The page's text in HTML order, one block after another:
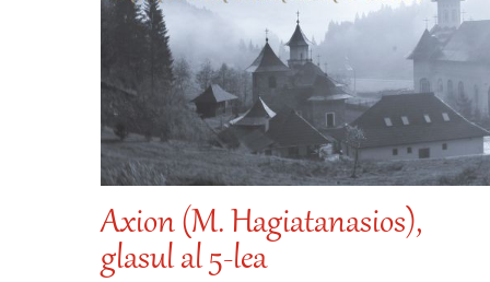
Axion (M. Hagiatanasios),
glasul al 5-lea